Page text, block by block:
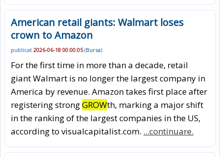
American retail giants: Walmart loses
crown to Amazon
publicat 2026-06-18 00:00:05(Bursa)
For the first time in more than a decade, retail
giant Walmart is no longer the largest company in
America by revenue. Amazon takes first place after
registering strongGROWth, marking a major shift
in the ranking of the largest companies in the US,
according to visualcapitalist.com. ...continuare.